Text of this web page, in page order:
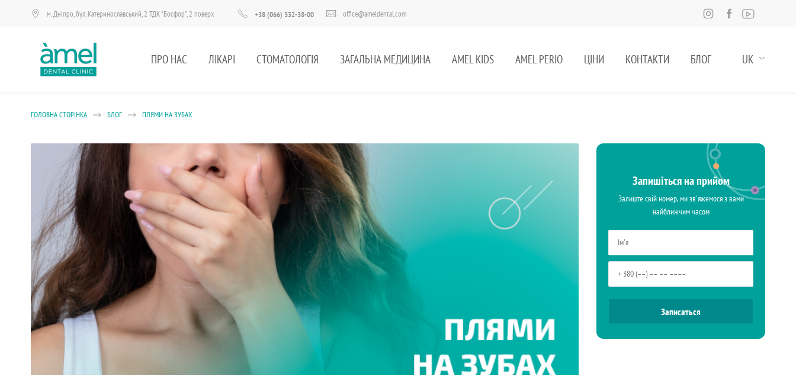
м. Дніпро, бул. Катеринославський, 2 ТДК "Босфор", 2 поверх +38 (066) 332-38-00 office@ameldental.com
ПРО НАС ЛІКАРІ СТОМАТОЛОГІЯ ЗАГАЛЬНА МЕДИЦИНА AMEL KIDS AMEL PERIO ЦІНИ КОНТАКТИ БЛОГ UK
ГОЛОВНА СТОРІНКА БЛОГ ПЛЯМИ НА ЗУБАХ
Запишіться на прийом
Залиште свій номер, ми зв'яжемося з вами
найближчим часом